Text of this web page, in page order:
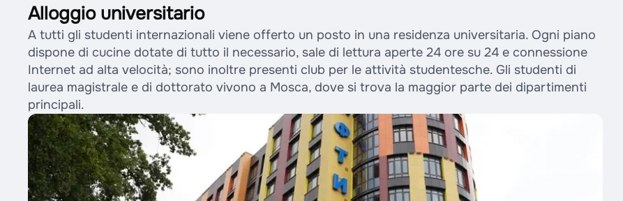
Alloggio universitario
A tutti gli studenti internazionali viene offerto un posto in una residenza universitaria. Ogni piano
dispone di cucine dotate di tutto il necessario, sale di lettura aperte 24 ore su 24 e connessione
Internet ad alta velocità; sono inoltre presenti club per le attività studentesche. Gli studenti di
laurea magistrale e di dottorato vivono a Mosca, dove si trova la maggior parte dei dipartimenti
principali.